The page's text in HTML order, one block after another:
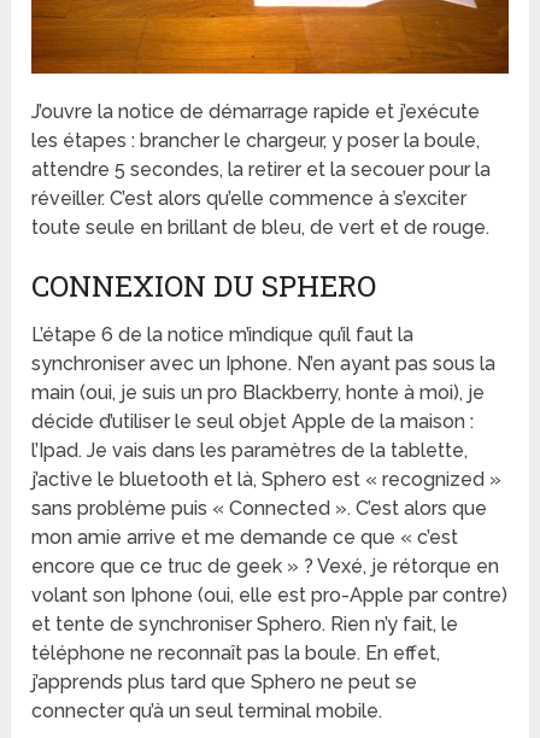
J’ouvre la notice de démarrage rapide et j’exécute
les étapes : brancher le chargeur, y poser la boule,
attendre 5 secondes, la retirer et la secouer pour la
réveiller. C’est alors qu’elle commence à s’exciter
toute seule en brillant de bleu, de vert et de rouge.
CONNEXION DU SPHERO
L’étape 6 de la notice m’indique qu’il faut la
synchroniser avec un Iphone. N’en ayant pas sous la
main (oui, je suis un pro Blackberry, honte à moi), je
décide d’utiliser le seul objet Apple de la maison :
l’Ipad. Je vais dans les paramètres de la tablette,
j’active le bluetooth et là, Sphero est « recognized »
sans problème puis « Connected ». C’est alors que
mon amie arrive et me demande ce que « c’est
encore que ce truc de geek » ? Vexé, je rétorque en
volant son Iphone (oui, elle est pro-Apple par contre)
et tente de synchroniser Sphero. Rien n’y fait, le
téléphone ne reconnaît pas la boule. En effet,
j’apprends plus tard que Sphero ne peut se
connecter qu’à un seul terminal mobile.